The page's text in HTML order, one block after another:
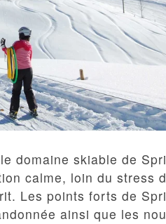
domaine skiable de
calme, loin du stress
Les points forts de
ainsi que les